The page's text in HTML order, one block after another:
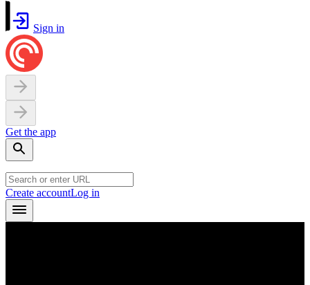
Sign in
Get the app
Create accountLog in